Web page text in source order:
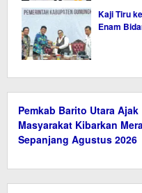
Kaji Tiru
Enam
Pemkab Barito Utara Ajak
Masyarakat Kibarkan
Sepanjang Agustus 2026